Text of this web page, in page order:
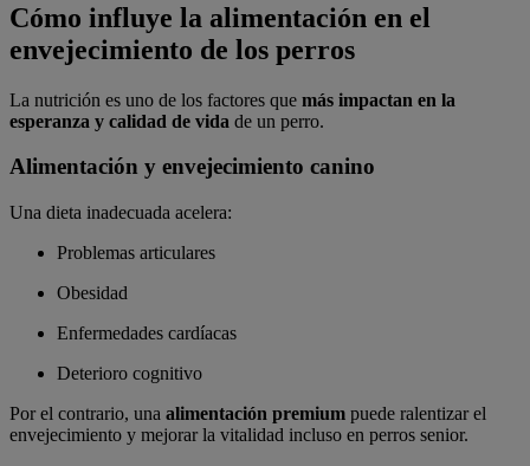
Cómo influye la alimentación en el
envejecimiento de los perros
La nutrición es uno de los factores que más impactan en la
esperanza y calidad de vida de un perro.
Alimentación y envejecimiento canino
Una dieta inadecuada acelera:
Problemas articulares
Obesidad
Enfermedades cardíacas
Deterioro cognitivo
Por el contrario, una alimentación premium puede ralentizar el
envejecimiento y mejorar la vitalidad incluso en perros senior.